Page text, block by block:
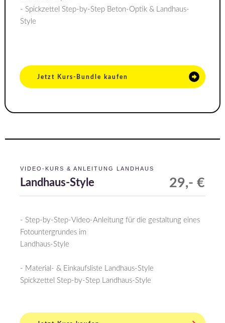
- Spickzettel Step-by-Step Beton-Optik & Landhaus-
Style
Jetzt Kurs-Bundle kaufen
VIDEO-KURS & ANLEITUNG LANDHAUS
Landhaus-Style 29,- €
- Step-by-Step-Video-Anleitung für die gestaltung eines
Fotountergrundes im
Landhaus-Style
- Material- & Einkaufsliste Landhaus-Style
Spickzettel Step-by-Step Landhaus-Style